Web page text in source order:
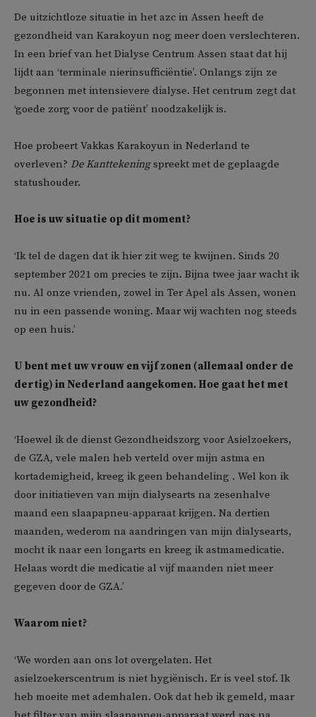
De uitzichtloze situatie in het azc in Assen heeft de
gezondheid van Karakoyun nog meer doen verslechteren.
In een brief van het Dialyse Centrum Assen staat dat hij
lijdt aan ‘terminale nierinsufficiëntie’. Onlangs zijn ze
begonnen met intensievere dialyse. Het centrum zegt dat
‘goede zorg voor de patiënt’ noodzakelijk is.
Hoe probeert Vakkas Karakoyun in Nederland te
overleven? De Kanttekeningspreekt met de geplaagde
statushouder.
Hoe is uw situatie op dit moment?
‘Ik tel de dagen dat ik hier zit weg te kwijnen. Sinds 20
september 2021 om precies te zijn. Bijna twee jaar wacht ik
nu. Al onze vrienden, zowel in Ter Apel als Assen, wonen
nu in een passende woning. Maar wij wachten nog steeds
op een huis.’
U bent met uw vrouw en vijf zonen (allemaal onder de
dertig) in Nederland aangekomen. Hoe gaat het met
uw gezondheid?
‘Hoewel ik de dienst Gezondheidszorg voor Asielzoekers,
de GZA, vele malen heb verteld over mijn astma en
kortademigheid, kreeg ik geen behandeling . Wel kon ik
door initiatieven van mijn dialysearts na zesenhalve
maand een slaapapneu-apparaat krijgen. Na dertien
maanden, wederom na aandringen van mijn dialysearts,
mocht ik naar een longarts en kreeg ik astmamedicatie.
Helaas wordt die medicatie al vijf maanden niet meer
gegeven door de GZA.’
Waarom niet?
‘We worden aan ons lot overgelaten. Het
asielzoekerscentrum is niet hygiënisch. Er is veel stof. Ik
heb moeite met ademhalen. Ook dat heb ik gemeld, maar